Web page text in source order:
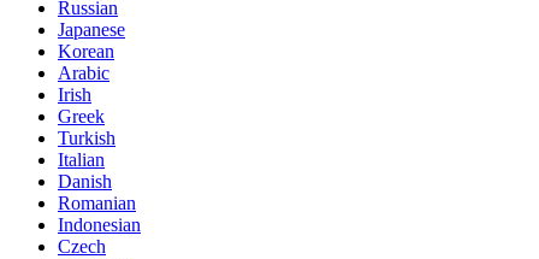
Russian
Japanese
Korean
Arabic
Irish
Greek
Turkish
Italian
Danish
Romanian
Indonesian
Czech